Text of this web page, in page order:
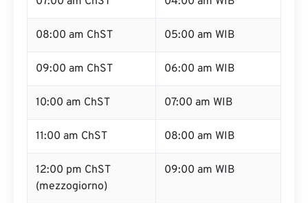
08:00 am ChST 05:00 am WIB
09:00 am ChST 06:00 am WIB
10:00 am ChST 07:00 am WIB
11:00 am ChST 08:00 am WIB
12:00 pm ChST
(mezzogiorno)
09:00 am WIB